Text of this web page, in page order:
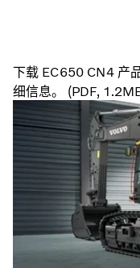
下载 EC650 CN4 产
细信息。 (PDF,